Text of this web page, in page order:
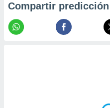
Compartir predicción